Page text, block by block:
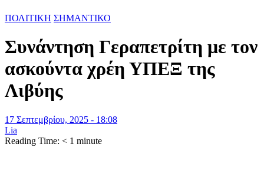
ΠΟΛΙΤΙΚΗ ΣΗΜΑΝΤΙΚΟ
Συνάντηση Γεραπετρίτη με τον
ασκούντα χρέη ΥΠΕΞ της
Λιβύης
17 Σεπτεμβρίου, 2025 - 18:08
Lia
Reading Time: < 1 minute